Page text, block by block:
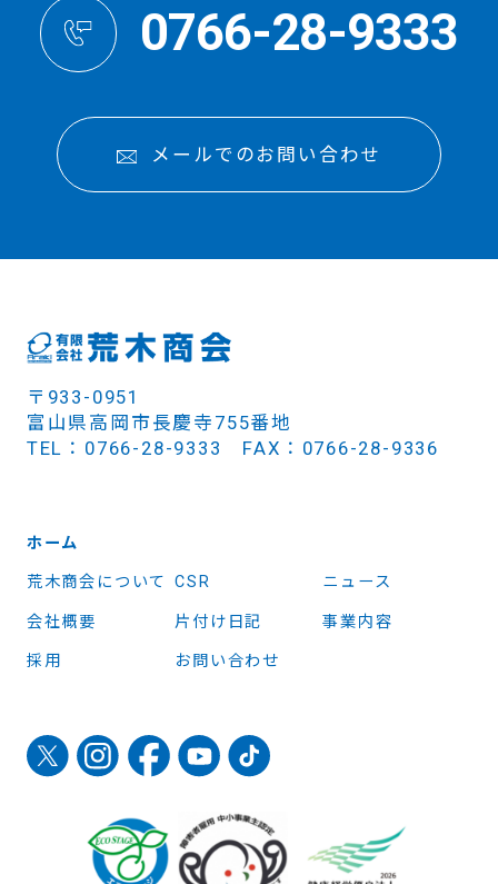
0766-28-9333
メールでのお問い合わせ
〒933-0951
富山県高岡市長慶寺755番地
TEL：0766-28-9333 FAX：0766-28-9336
ホーム
荒木商会について CSR ニュース
会社概要 片付け日記 事業内容
採用 お問い合わせ